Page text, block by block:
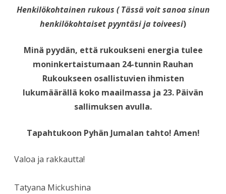
Henkilökohtainen rukous ( Tässä voit sanoa sinun
henkilökohtaiset pyyntäsi ja toiveesi)
Minä pyydän, että rukoukseni energia tulee
moninkertaistumaan 24-tunnin Rauhan
Rukoukseen osallistuvien ihmisten
lukumäärällä koko maailmassa ja 23. Päivän
sallimuksen avulla.
Tapahtukoon Pyhän Jumalan tahto! Amen!
Valoa ja rakkautta!
Tatyana Mickushina